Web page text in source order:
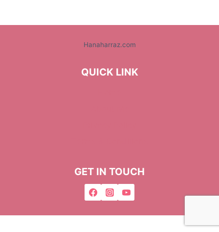
Hanaharraz.com
QUICK LINK
GET IN TOUCH